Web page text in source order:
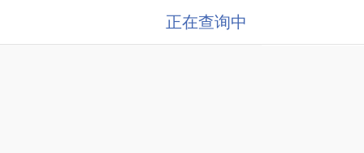
正在查询中